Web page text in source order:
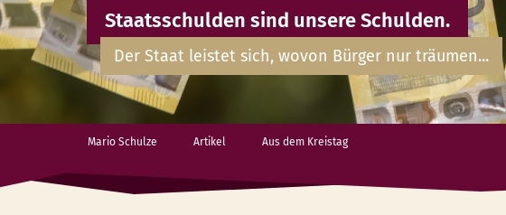
Staatsschulden sind unsere Schulden.
Der Staat leistet sich, wovon Bürger nur träumen...
Mario Schulze Artikel Aus dem Kreistag